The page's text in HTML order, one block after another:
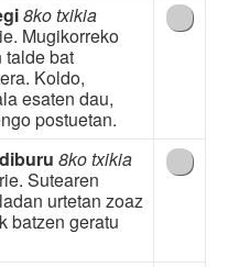
8ko txikia
Mugikorreko
talde bat
Koldo,
esaten dau,
postuetan.
8ko txikia
Sutearen
urtetan zoaz
batzen geratu